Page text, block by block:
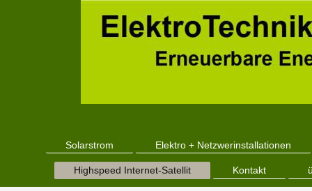
Solarstrom Elektro + Netzwerinstallationen
Highspeed Internet-Satellit Kontakt